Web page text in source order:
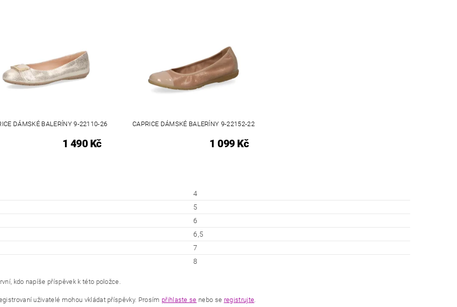
DÁMSKÉ BALERÍNY 9-22110-26
1 490 Kč
CAPRICE DÁMSKÉ BALERÍNY 9-22152-22
1 099 Kč
4
5
6
6,5
7
8
kdo napíše příspěvek k této položce.
uživatelé mohou vkládat příspěvky. Prosím přihlaste se nebo se registrujte